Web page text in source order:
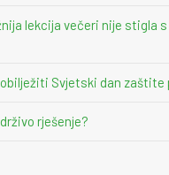
lekcija večeri nije stigla
Svjetski dan zaštite
rješenje?